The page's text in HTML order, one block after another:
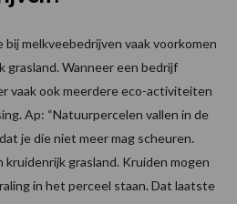
melkveebedrijven vaak voorkomen
grasland. Wanneer een bedrijf
vaak ook meerdere eco-activiteiten
Ap: “Natuurpercelen vallen in de
je die niet meer mag scheuren.
kruidenrijk grasland. Kruiden mogen
in het perceel staan. Dat laatste